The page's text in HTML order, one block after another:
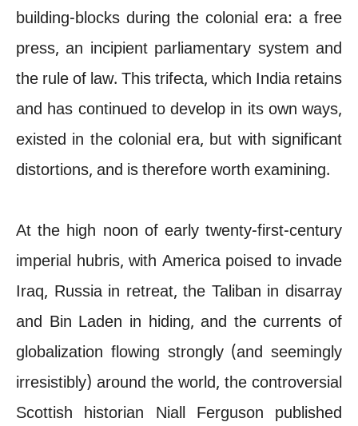
building-blocks during the colonial era: a free
press, an incipient parliamentary system and
the rule of law. This trifecta, which India retains
and has continued to develop in its own ways,
existed in the colonial era, but with significant
distortions, and is therefore worth examining.
At the high noon of early twenty-first-century
imperial hubris, with America poised to invade
Iraq, Russia in retreat, the Taliban in disarray
and Bin Laden in hiding, and the currents of
globalization flowing strongly (and seemingly
irresistibly) around the world, the controversial
Scottish historian Niall Ferguson published